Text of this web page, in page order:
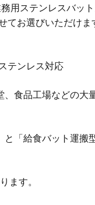
用ステンレスバッ
てお選びいただけま
テンレス対応
食品工場などの
「給食バット運
ます。